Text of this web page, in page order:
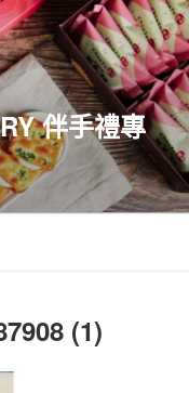
伴手禮專
(1)